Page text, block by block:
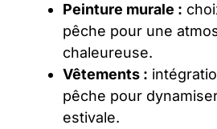
Peinture murale :
pêche pour une
chaleureuse.
Vêtements :
pêche pour
estivale.